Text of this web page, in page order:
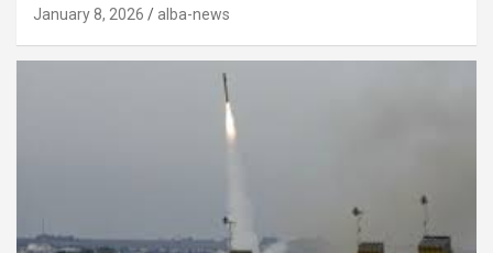
January 8, 2026 alba-news